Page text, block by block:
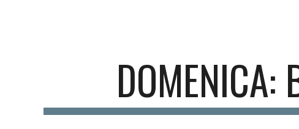
DOMENICA: